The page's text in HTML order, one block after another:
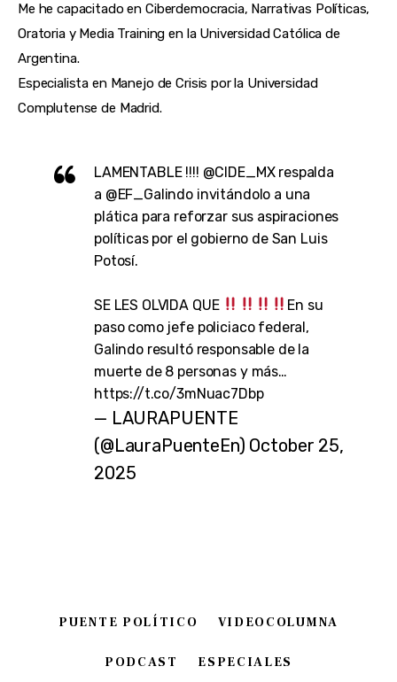
Me he capacitado en Ciberdemocracia, Narrativas Políticas,
Oratoria y Media Training en la Universidad Católica de
Argentina.
Especialista en Manejo de Crisis por la Universidad
Complutense de Madrid.
LAMENTABLE !!!! @CIDE_MXrespalda
a @EF_Galindo invitándolo a una
plática para reforzar sus aspiraciones
políticas por el gobierno de San Luis
Potosí.
SE LES OLVIDA QUE
En su
paso como jefe policiaco federal,
Galindo resultó responsable de la
muerte de 8 personas y más…
https://t.co/3mNuac7Dbp
— LAURAPUENTE
(@LauraPuenteEn) October 25,
2025
PUENTE POLÍTICO VIDEOCOLUMNA
PODCAST ESPECIALES